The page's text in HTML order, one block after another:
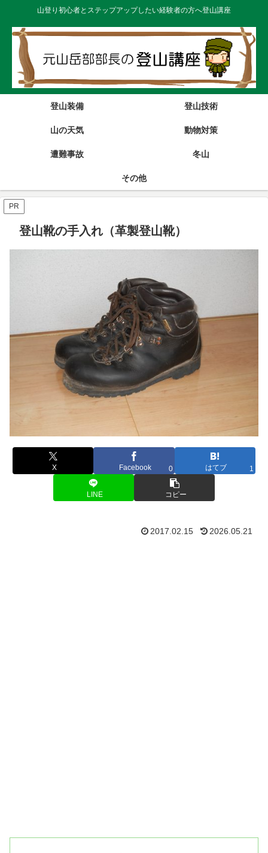
山登り初心者とステップアップしたい経験者の方へ登山講座
登山装備 登山技術
山の天気 動物対策
遭難事故 冬山
その他
PR
登山靴の手入れ（革製登山靴）
X Facebook 0 はてブ 1
LINE コピー
2017.02.15 2026.05.21